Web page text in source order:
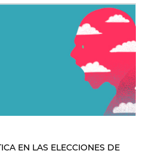
EN LAS ELECCIONES DE